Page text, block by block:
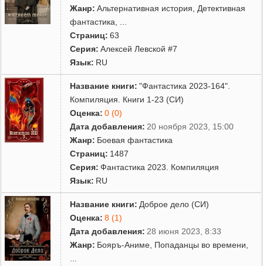
Жанр: Альтернативная история
Детективная
фантастика
Страниц: 63
Серия: Алексей Левской #7
Язык: RU
Название книги: "Фантастика 2023-164".
Компиляция. Книги 1-23 (СИ)
Оценка: 0 (0)
Дата добавления: 20 ноября 2023, 15:00
Жанр: Боевая фантастика
Страниц: 1487
Серия: Фантастика 2023. Компиляция
Язык: RU
Название книги: Доброе дело (СИ)
Оценка: 8 (1)
Дата добавления: 28 июня 2023, 8:33
Жанр: Бояръ-Аниме Попаданцы во времени